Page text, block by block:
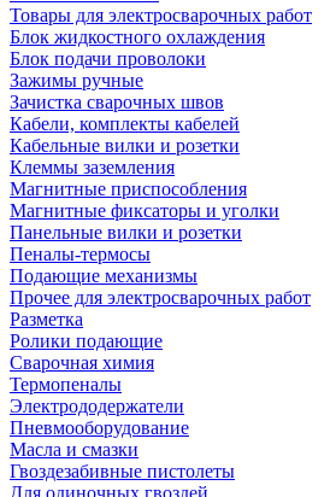
Товары для электросварочных работ
Блок жидкостного охлаждения
Блок подачи проволоки
Зажимы ручные
Зачистка сварочных швов
Кабели, комплекты кабелей
Кабельные вилки и розетки
Клеммы заземления
Магнитные приспособления
Магнитные фиксаторы и уголки
Панельные вилки и розетки
Пеналы-термосы
Подающие механизмы
Прочее для электросварочных работ
Разметка
Ролики подающие
Сварочная химия
Термопеналы
Электрододержатели
Пневмооборудование
Масла и смазки
Гвоздезабивные пистолеты
Для одиночных гвоздей